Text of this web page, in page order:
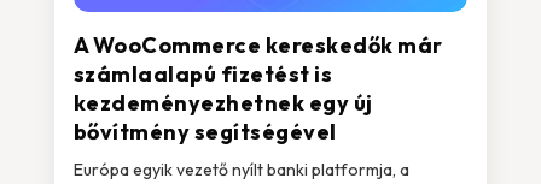
A WooCommerce kereskedők már
számlaalapú fizetést is
kezdeményezhetnek egy új
bővítmény segítségével
Európa egyik vezető nyílt banki platformja, a